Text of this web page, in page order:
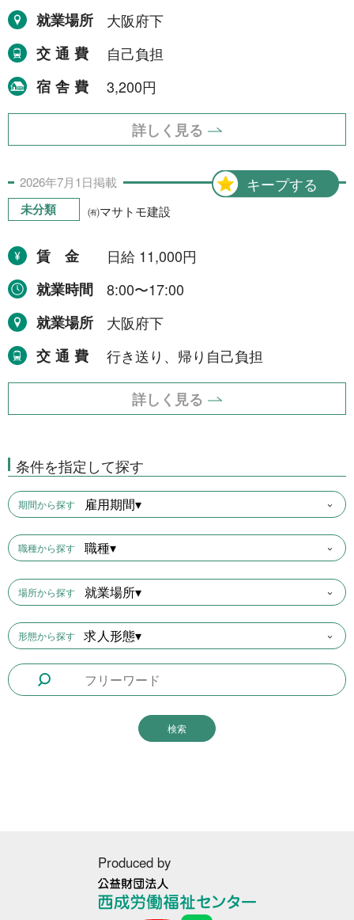
就業場所
大阪府下
交通費
自己負担
宿舎費
3,200円
詳しく見る
キープする
2026年7月1日掲載
未分類 ㈲マサトモ建設
賃金
日給 11,000円
就業時間
8:00〜17:00
就業場所
大阪府下
交通費
行き送り、帰り自己負担
詳しく見る
条件を指定して探す
期間から探す 雇用期間▾
職種から探す 職種▾
場所から探す 就業場所▾
形態から探す 求人形態▾
Produced by